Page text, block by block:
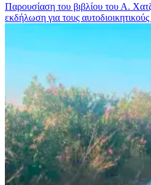
Παρουσίαση του βιβλίου του Α.
εκδήλωση για τους